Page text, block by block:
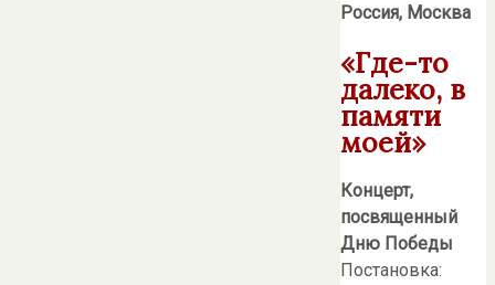
Россия, Москва
«Где-то
далеко, в
памяти
моей»
Концерт,
посвященный
Дню Победы
Постановка: